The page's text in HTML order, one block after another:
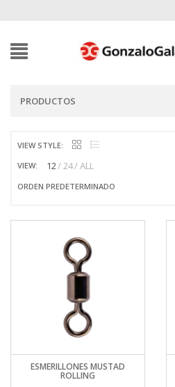
PRODUCTOS
VIEW STYLE:
VIEW:
12 24 ALL
ORDEN PREDETERMINADO
ESMERILLONES MUSTAD
ROLLING